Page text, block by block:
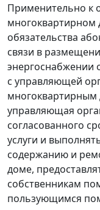
Применительно к
многоквартирном
обязательства
связи в
энергоснабжении
с управляющей
многоквартирным
управляющая
согласованного
услуги и
содержанию и
доме,
собственникам
пользующимся